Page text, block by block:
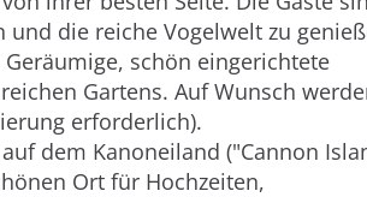
die reiche Vogelwelt zu
schön eingerichtete
Gartens. Auf Wunsch
erforderlich).
dem Kanoneiland ("Cannon
Ort für Hochzeiten,